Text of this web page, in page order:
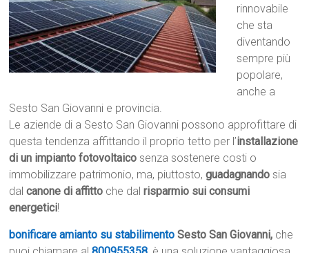
rinnovabile
che sta
diventando
sempre più
popolare,
anche a
Sesto San Giovanni e provincia.
Le aziende di a Sesto San Giovanni possono approfittare di
questa tendenza affittando il proprio tetto per l’installazione
di un impianto fotovoltaico senza sostenere costi o
immobilizzare patrimonio, ma, piuttosto,guadagnando sia
dalcanone di affitto che dalrisparmio sui consumi
energetici!
bonificare amianto su stabilimento Sesto San Giovanni, che